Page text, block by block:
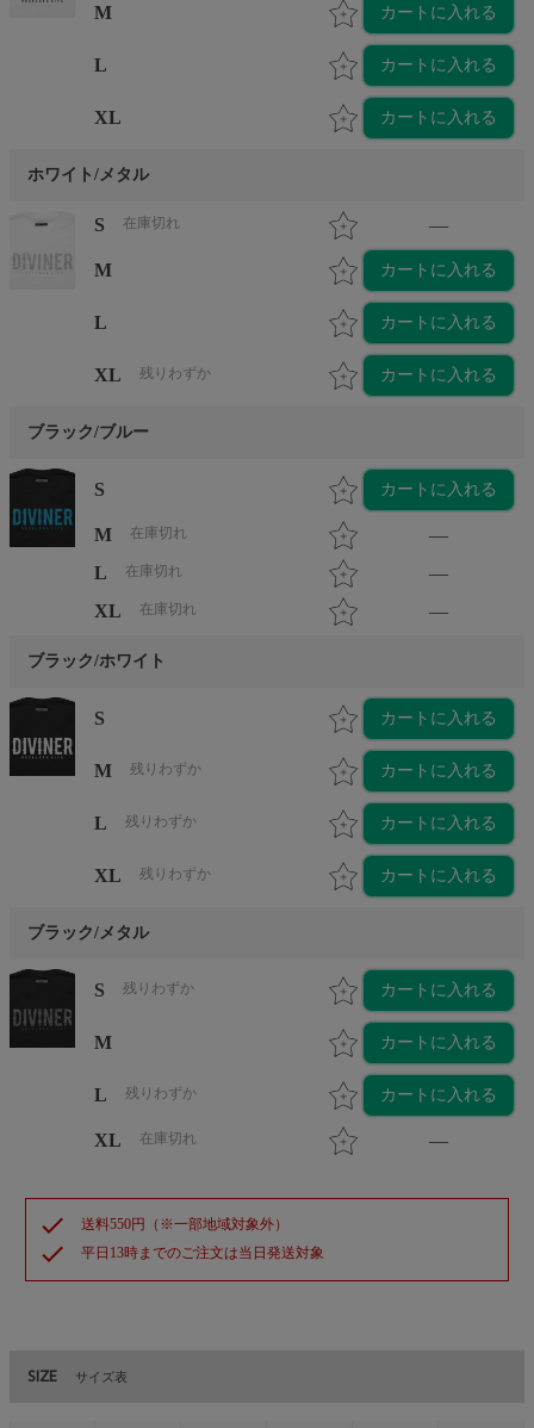
M カートに入れる
L カートに入れる
XL カートに入れる
ホワイト/メタル
S 在庫切れ —
M カートに入れる
L カートに入れる
XL 残りわずか カートに入れる
ブラック/ブルー
S カートに入れる
M 在庫切れ
—
L
在庫切れ
—
XL
在庫切れ —
ブラック/ホワイト
S カートに入れる
M 残りわずか カートに入れる
L 残りわずか カートに入れる
XL 残りわずか カートに入れる
ブラック/メタル
S 残りわずか カートに入れる
M カートに入れる
L 残りわずか カートに入れる
XL 在庫切れ —
check 送料550円（※一部地域対象外）
check 平日13時までのご注文は当日発送対象
SIZE サイズ表